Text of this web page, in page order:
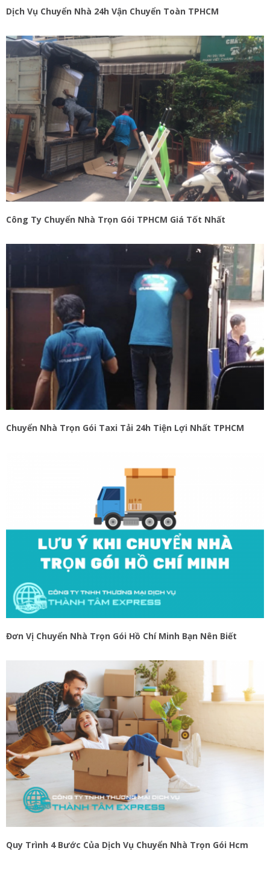
Dịch Vụ Chuyển Nhà 24h Vận Chuyển Toàn TPHCM
Công Ty Chuyển Nhà Trọn Gói TPHCM Giá Tốt Nhất
Chuyển Nhà Trọn Gói Taxi Tải 24h Tiện Lợi Nhất TPHCM
Đơn Vị Chuyển Nhà Trọn Gói Hồ Chí Minh Bạn Nên Biết
Quy Trình 4 Bước Của Dịch Vụ Chuyển Nhà Trọn Gói Hcm